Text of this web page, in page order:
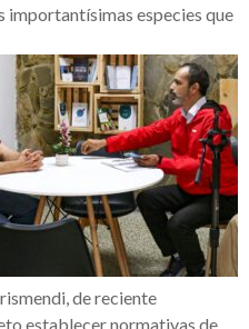
importantísimas especies que
de reciente
establecer normativas de